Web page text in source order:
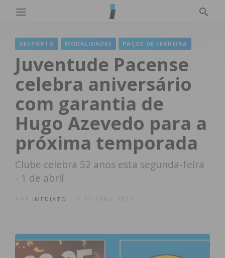
DESPORTO MODALIDADES PAÇOS DE FERREIRA
Juventude Pacense
celebra aniversário
com garantia de
Hugo Azevedo para a
próxima temporada
Clube celebra 52 anos esta segunda-feira
- 1 de abril
IMEDIATO 1 DE ABRIL 2024